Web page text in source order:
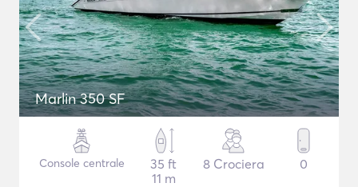
Marlin 350 SF
Console centrale
35 ft
11 m
8 Crociera 0